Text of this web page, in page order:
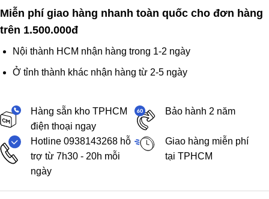
Miễn phí giao hàng nhanh toàn quốc cho đơn hàng
trên 1.500.000đ
Nội thành HCM nhận hàng trong 1-2 ngày
Ở tỉnh thành khác nhận hàng từ 2-5 ngày
Hàng sẵn kho TPHCM
điện thoại ngay
Bảo hành 2 năm
Hotline 0938143268 hỗ
trợ từ 7h30 - 20h mỗi
ngày
Giao hàng miễn phí
tại TPHCM